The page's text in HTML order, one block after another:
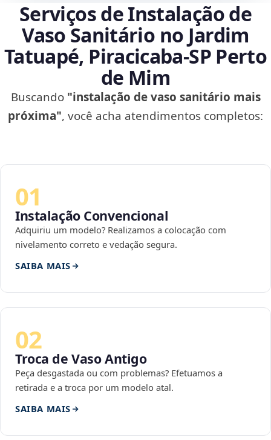
Serviços de Instalação de
Vaso Sanitário no Jardim
Tatuapé, Piracicaba‑SP Perto
de Mim
Buscando "instalação de vaso sanitário mais
próxima", você acha atendimentos completos:
01
Instalação Convencional
Adquiriu um modelo? Realizamos a colocação com
nivelamento correto e vedação segura.
SAIBA MAIS
02
Troca de Vaso Antigo
Peça desgastada ou com problemas? Efetuamos a
retirada e a troca por um modelo atal.
SAIBA MAIS